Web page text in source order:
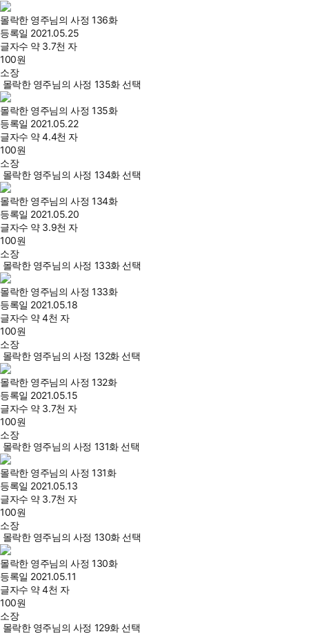
몰락한 영주님의 사정 136화
등록일 2021.05.25
글자수 약 3.7천 자
100원
소장
몰락한 영주님의 사정 135화 선택
몰락한 영주님의 사정 135화
등록일 2021.05.22
글자수 약 4.4천 자
100원
소장
몰락한 영주님의 사정 134화 선택
몰락한 영주님의 사정 134화
등록일 2021.05.20
글자수 약 3.9천 자
100원
소장
몰락한 영주님의 사정 133화 선택
몰락한 영주님의 사정 133화
등록일 2021.05.18
글자수 약 4천 자
100원
소장
몰락한 영주님의 사정 132화 선택
몰락한 영주님의 사정 132화
등록일 2021.05.15
글자수 약 3.7천 자
100원
소장
몰락한 영주님의 사정 131화 선택
몰락한 영주님의 사정 131화
등록일 2021.05.13
글자수 약 3.7천 자
100원
소장
몰락한 영주님의 사정 130화 선택
몰락한 영주님의 사정 130화
등록일 2021.05.11
글자수 약 4천 자
100원
소장
몰락한 영주님의 사정 129화 선택